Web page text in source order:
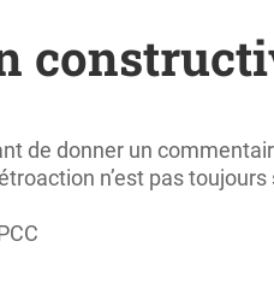
de donner un
n’est pas